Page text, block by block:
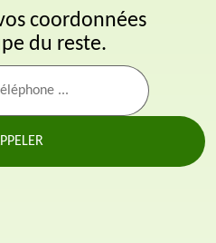
coordonnées
du reste.